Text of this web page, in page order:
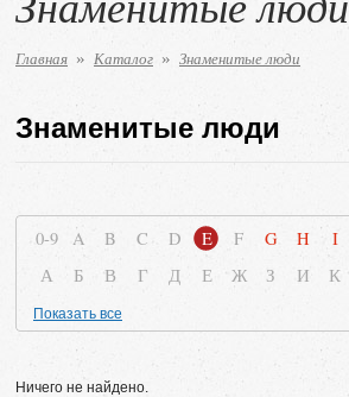
Главная » Каталог » Знаменитые люди
Знаменитые люди
0-9 A B C D E F G H I
А
Б В Г Д Е Ж З И К
Показать все
Ничего не найдено.